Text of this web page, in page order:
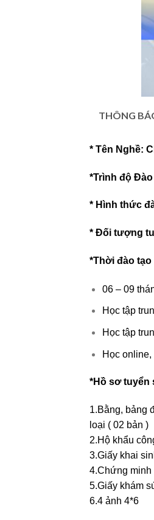
THÔNG
* Tên Nghề:
*Trình độ
* Hình thức
* Đối tượng
*Thời đào tạo
06 – 09
Học tập
Học tập
Học
*Hồ sơ tuyển
1.Bằng, bảng
loại ( 02 bản )
2.Hộ khẩu
3.Giấy khai
4.Chứng minh
5.Giấy khám
6.4 ảnh 4*6